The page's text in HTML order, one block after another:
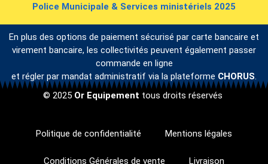
CLIP PARE-SOLEIL RÉTRO-
CLIP PARE-SOLEIL RETRO-
Police Municipale & Services ministériels 2025
En plus des options de paiement sécurisé par carte bancaire et
virement bancaire, les collectivités peuvent également passer
commande en ligne
et régler par mandat administratif via la plateforme CHORUS.
© 2025 Or Equipement tous droits réservés
Politique de confidentialité Mentions légales
Conditions Générales de vente Livraison